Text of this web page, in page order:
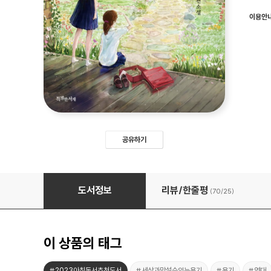
공유하기
이용안
붉은 무늬 상자
도서정보 리뷰/한줄평 (70/25)
이 상품의 태그